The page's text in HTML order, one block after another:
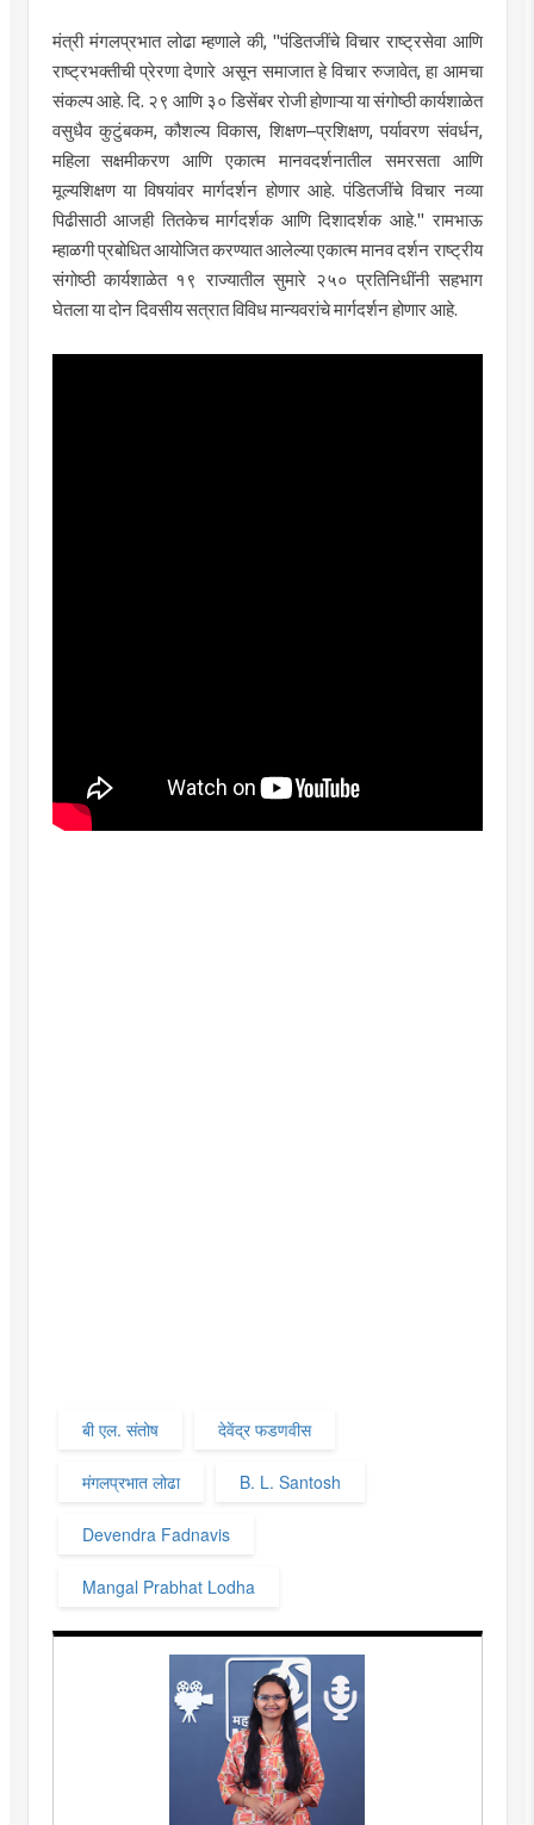
मंत्री मंगलप्रभात लोढा म्हणाले की, "पंडितजींचे विचार राष्ट्रसेवा आणि
राष्ट्रभक्तीची प्रेरणा देणारे असून समाजात हे विचार रुजावेत, हा आमचा
संकल्प आहे. दि. २९ आणि ३० डिसेंबर रोजी होणाऱ्या या संगोष्ठी कार्यशाळेत
वसुधैव कुटुंबकम, कौशल्य विकास, शिक्षण–प्रशिक्षण, पर्यावरण संवर्धन,
महिला सक्षमीकरण आणि एकात्म मानवदर्शनातील समरसता आणि
मूल्यशिक्षण या विषयांवर मार्गदर्शन होणार आहे. पंडितजींचे विचार नव्या
पिढीसाठी आजही तितकेच मार्गदर्शक आणि दिशादर्शक आहे." रामभाऊ
म्हाळगी प्रबोधित आयोजित करण्यात आलेल्या एकात्म मानव दर्शन राष्ट्रीय
संगोष्ठी कार्यशाळेत १९ राज्यातील सुमारे २५० प्रतिनिधींनी सहभाग
घेतला या दोन दिवसीय सत्रात विविध मान्यवरांचे मार्गदर्शन होणार आहे.
बी एल. संतोष देवेंद्र फडणवीस
मंगलप्रभात लोढा B. L. Santosh
Devendra Fadnavis
Mangal Prabhat Lodha